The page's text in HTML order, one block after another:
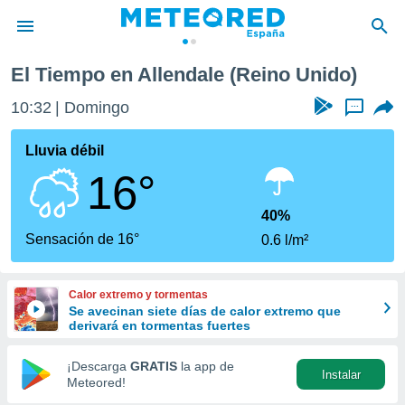
de
por
se
calidad.
a este
las
y
forma
digital
basada
El Tiempo en Allendale (Reino Unido)
10:32 Domingo ...
Lluvia débil
16°
Sensación de 16°
40%
0.6 l/m²
Calor extremo y tormentas
Se avecinan siete días de calor extremo que
derivará en tormentas fuertes
¡Descarga GRATIS la app de
Meteored!
Instalar